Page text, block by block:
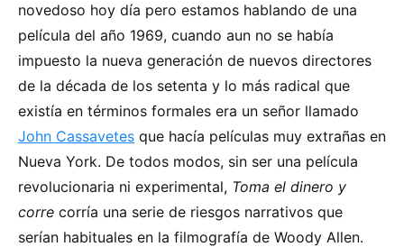
novedoso hoy día pero estamos hablando de una
película del año 1969, cuando aun no se había
impuesto la nueva generación de nuevos directores
de la década de los setenta y lo más radical que
existía en términos formales era un señor llamado
John Cassavetes que hacía películas muy extrañas en
Nueva York. De todos modos, sin ser una película
revolucionaria ni experimental, Toma el dinero y
corre corría una serie de riesgos narrativos que
serían habituales en la filmografía de Woody Allen.